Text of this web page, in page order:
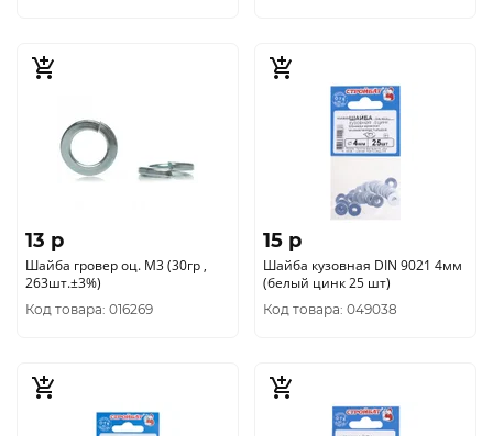
13 p
Шайба гровер оц. М3 (30гр ,
263шт.±3%)
Код товара: 016269
15 p
Шайба кузовная DIN 9021 4мм
(белый цинк 25 шт)
Код товара: 049038